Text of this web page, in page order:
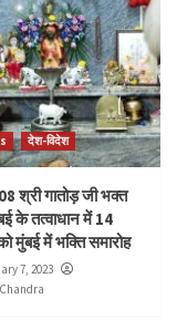
देश-विदेश
श्री गातोड़ जी भक्त
के तत्वाधान में 14
मुंबई में भक्ति समारोह
7, 2023